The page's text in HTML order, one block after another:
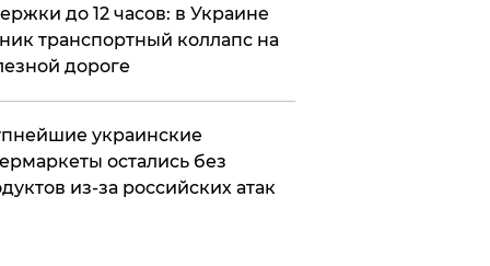
до 12 часов: в Украине
транспортный коллапс на
дороге
украинские
остались без
из-за российских атак